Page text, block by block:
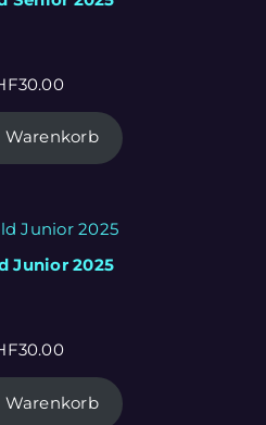
30.00
Warenkorb
Junior 2025
30.00
Warenkorb